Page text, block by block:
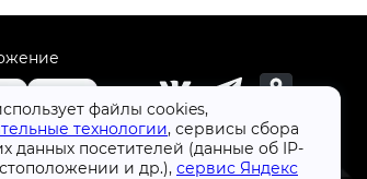
файлы cookies,
технологии, сервисы сбора
данных посетителей (данные об IP-
и др.), сервис Яндекс
+7 (4832) 31-77-77